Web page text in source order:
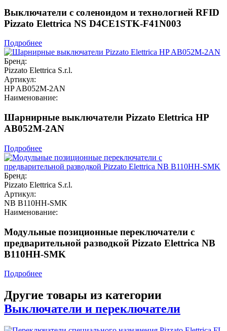
Выключатели с соленоидом и технологией RFID
Pizzato Elettrica NS D4CE1STK-F41N003
Подробнее
Бренд:
Pizzato Elettrica S.r.l.
Артикул:
HP AB052M-2AN
Наименование:
Шарнирные выключатели Pizzato Elettrica HP
AB052M-2AN
Подробнее
Бренд:
Pizzato Elettrica S.r.l.
Артикул:
NB B110HH-SMK
Наименование:
Модульные позиционные переключатели с
предварительной разводкой Pizzato Elettrica NB
B110HH-SMK
Подробнее
Другие товары из категории
Выключатели и переключатели